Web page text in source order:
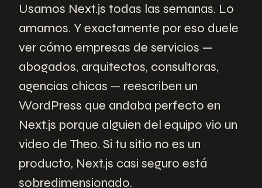
Usamos Next.js todas las semanas. Lo
amamos. Y exactamente por eso duele
ver cómo empresas de servicios —
abogados, arquitectos, consultoras,
agencias chicas — reescriben un
WordPress que andaba perfecto en
Next.js porque alguien del equipo vio un
video de Theo. Si tu sitio no es un
producto, Next.js casi seguro está
sobredimensionado.